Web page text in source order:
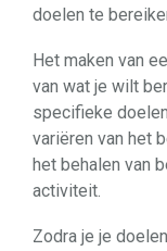
doelen te
Het maken van
van wat je wilt
specifieke
variëren van het
het behalen van
activiteit.
Zodra je je